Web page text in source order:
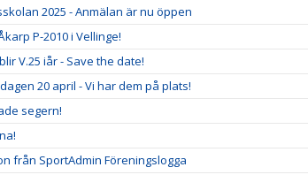
2025 - Anmälan är nu öppen
P-2010 i Vellinge!
V.25 iår - Save the date!
20 april - Vi har dem på plats!
segern!
från SportAdmin Föreningslogga